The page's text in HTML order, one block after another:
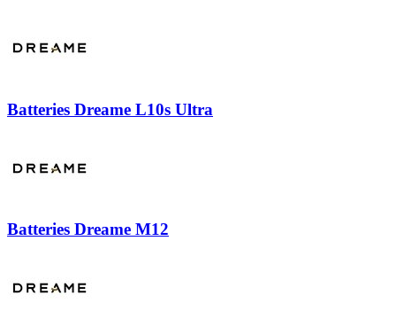
Batteries Dreame L10s Ultra
Batteries Dreame M12